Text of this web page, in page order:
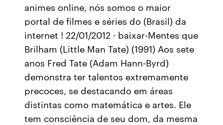
animes online, nós somos o maior
portal de filmes e séries do (Brasil) da
internet ! 22/01/2012 · baixar-Mentes que
Brilham (Little Man Tate) (1991) Aos sete
anos Fred Tate (Adam Hann-Byrd)
demonstra ter talentos extremamente
precoces, se destacando em áreas
distintas como matemática e artes. Ele
tem consciência de seu dom, da mesma